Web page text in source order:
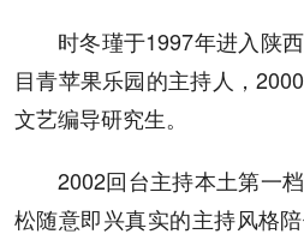
时冬瑾于1997年进入陕
目青苹果乐园的主持人，
文艺编导研究生。
2002回台主持本土第一
松随意即兴真实的主持风格